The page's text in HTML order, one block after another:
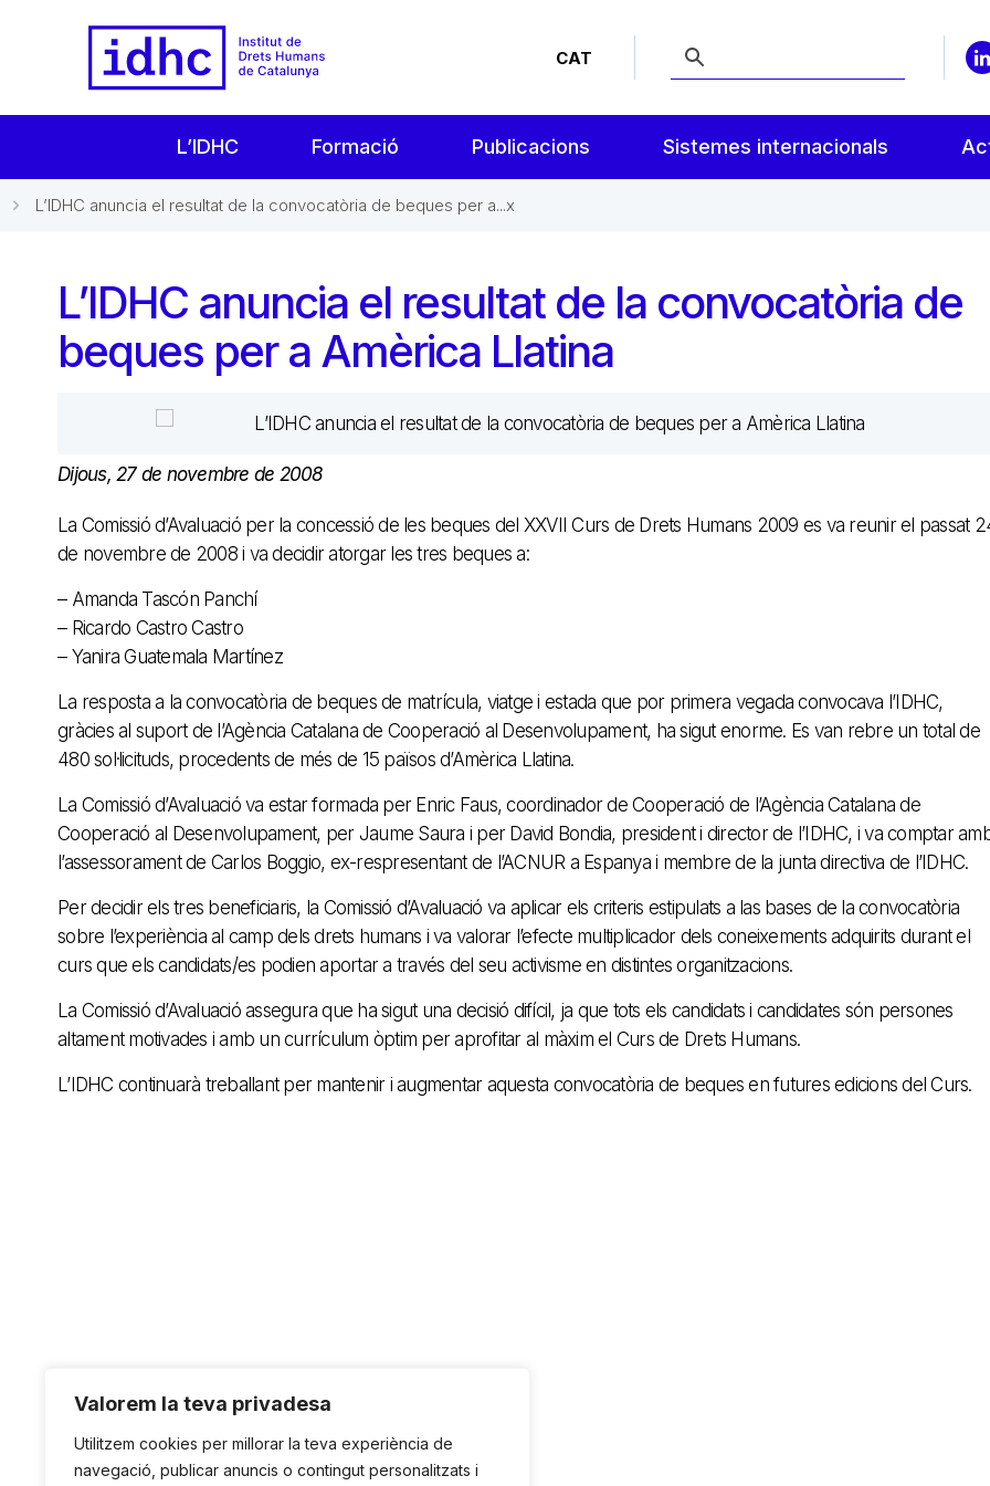
Valorem la teva privadesa
Utilitzem cookies per millorar la teva experiència de
navegació, publicar anuncis o contingut personalitzats i
CAT
L’IDHC Formació Publicacions Sistemes internacionals
L’IDHC anuncia el resultat de la convocatòria de beques per a...x
L’IDHC anuncia el resultat de la convocatòria de
beques per a Amèrica Llatina
Dijous, 27 de novembre de 2008
La Comissió d’Avaluació per la concessió de les beques del XXVII Curs de Drets Humans 2009 es va reunir el passat
de novembre de 2008 i va decidir atorgar les tres beques a:
– Amanda Tascón Panchí
– Ricardo Castro Castro
– Yanira Guatemala Martínez
La resposta a la convocatòria de beques de matrícula, viatge i estada que por primera vegada convocava l’IDHC,
gràcies al suport de l’Agència Catalana de Cooperació al Desenvolupament, ha sigut enorme. Es van rebre un total de
480 sol·licituds, procedents de més de 15 països d’Amèrica Llatina.
La Comissió d’Avaluació va estar formada per Enric Faus, coordinador de Cooperació de l’Agència Catalana de
Cooperació al Desenvolupament, per Jaume Saura i per David Bondia, president i director de l’IDHC, i va comptar
l’assessorament de Carlos Boggio, ex-respresentant de l’ACNUR a Espanya i membre de la junta directiva de l’IDHC.
Per decidir els tres beneficiaris, la Comissió d’Avaluació va aplicar els criteris estipulats a las bases de la convocatòria
sobre l’experiència al camp dels drets humans i va valorar l’efecte multiplicador dels coneixements adquirits durant el
curs que els candidats/es podien aportar a través del seu activisme en distintes organitzacions.
La Comissió d’Avaluació assegura que ha sigut una decisió difícil, ja que tots els candidats i candidates són persones
altament motivades i amb un currículum òptim per aprofitar al màxim el Curs de Drets Humans.
L’IDHC continuarà treballant per mantenir i augmentar aquesta convocatòria de beques en futures edicions del Curs.